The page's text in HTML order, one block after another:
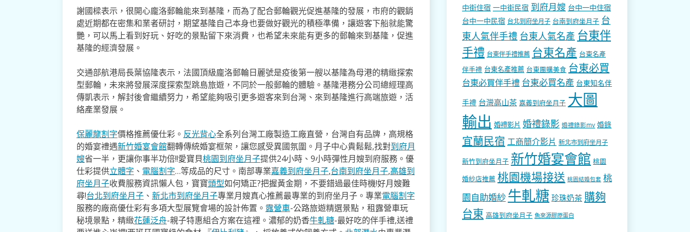
謝國樑表示，很開心龐洛郵輪能來到基隆，而為了配合郵輪觀光促進基隆的發展，市府的觀銷
處近期都在密集和業者研討，期望基隆自己本身也要做好觀光的積極準備，讓遊客下船就能驚
艷，可以馬上看到好玩、好吃的景點留下來消費，也希望未來能有更多的郵輪來到基隆，促進
基隆的經濟發展。
交通部航港局長葉協隆表示，法國頂級龐洛郵輪日麗號是疫後第一艘以基隆為母港的精緻探索
型郵輪，未來將發展深度探索型跳島旅遊，不同於一般郵輪的體驗。基隆港務分公司總經理高
傳凱表示，解封後會繼續努力，希望能夠吸引更多遊客來到台灣、來到基隆進行高端旅遊，活
絡產業發展。
保麗龍割字價格推薦優仕彩。 反光背心全系列台灣工廠製造工廠直營，台灣自有品牌，高規格
的婚宴禮遇新竹婚宴會館翻轉傳統婚宴框架，讓您感受異國氛圍。月子中心貴鬆鬆,找對到府月
嫂省一半，更讓你事半功倍!!愛寶貝桃園到府坐月子提供24小時、9小時彈性月嫂到府服務。優
仕彩提供立體字 、 電腦割字…等成品的尺寸。南部專業嘉義到府坐月子,台南到府坐月子,高雄到
府坐月子收費服務資訊懶人包，寶寶頭型如何矯正?把握黃金期，不要錯過最佳時機!好月嫂難
尋!台北到府坐月子、 新北市到府坐月子專業月嫂真心推薦最專業的到府坐月子。專業電腦割字
服務的廠商優仕彩有多項大型展覽會場的設計佈置。 露營車-公路旅遊精選景點，租露營車玩
秘境景點，精緻花蓮泛舟-親子特惠組合方案在這裡。濃郁的奶香牛軋糖-最好吃的伴手禮,送禮
中街住宿 一中街民宿 到府月嫂 台中一中住宿
台中一中民宿 台北到府坐月子 台南到府坐月子 台
東人氣伴手禮 台東人氣名產 台東伴
手禮 台東伴手禮推薦 台東名產 台東名產
伴手禮 台東名產推薦 台東團購美食 台東必買
台東必買伴手禮 台東必買名產 台東知名伴
手禮 台灣高山茶 嘉義到府坐月子 大圖
輸出 婚禮影片 婚禮錄影 婚禮錄影mv 婚錄
宜蘭民宿 工商簡介影片 新北市到府坐月子
新竹到府坐月子 新竹婚宴會館 桃園
婚紗店推薦 桃園機場接送 桃園結婚包套 桃
園自助婚紗 牛軋糖 珍珠奶茶 購夠
台東 高雄到府坐月子 魚來源膠原蛋白